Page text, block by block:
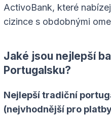
ActivoBank, které
cizince s obdobnými
Jaké jsou nejlepší
Portugalsku?
Nejlepší tradiční
(nejvhodnější pro